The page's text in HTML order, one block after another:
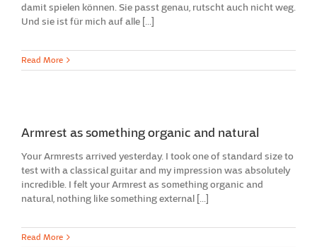
damit spielen können. Sie passt genau, rutscht auch nicht weg.
Und sie ist für mich auf alle [...]
Read More
Armrest as something organic and natural
Your Armrests arrived yesterday. I took one of standard size to
test with a classical guitar and my impression was absolutely
incredible. I felt your Armrest as something organic and
natural, nothing like something external [...]
Read More